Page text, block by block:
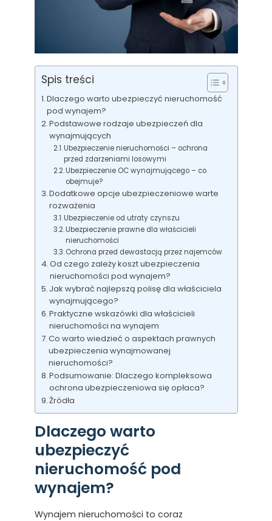
Spis treści
Dlaczego warto ubezpieczyć nieruchomość
pod wynajem?
Podstawowe rodzaje ubezpieczeń dla
wynajmujących
Ubezpieczenie nieruchomości – ochrona
przed zdarzeniami losowymi
Ubezpieczenie OC wynajmującego – co
obejmuje?
Dodatkowe opcje ubezpieczeniowe warte
rozważenia
Ubezpieczenie od utraty czynszu
Ubezpieczenie prawne dla właścicieli
nieruchomości
Ochrona przed dewastacją przez najemców
Od czego zależy koszt ubezpieczenia
nieruchomości pod wynajem?
Jak wybrać najlepszą polisę dla właściciela
wynajmującego?
Praktyczne wskazówki dla właścicieli
nieruchomości na wynajem
Co warto wiedzieć o aspektach prawnych
ubezpieczenia wynajmowanej
nieruchomości?
Podsumowanie: Dlaczego kompleksowa
ochrona ubezpieczeniowa się opłaca?
Źródła
Dlaczego warto
ubezpieczyć
nieruchomość pod
wynajem?
Wynajem nieruchomości to coraz